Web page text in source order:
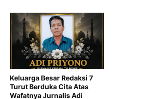
Keluarga Besar Redaksi 7
Turut Berduka Cita Atas
Wafatnya Jurnalis Adi